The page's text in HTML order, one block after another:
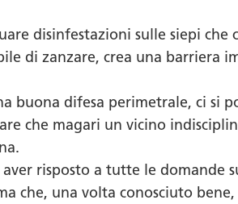
disinfestazioni sulle siepi che
di zanzare, crea una barriera
buona difesa perimetrale, ci si
che magari un vicino
risposto a tutte le domande
che, una volta conosciuto